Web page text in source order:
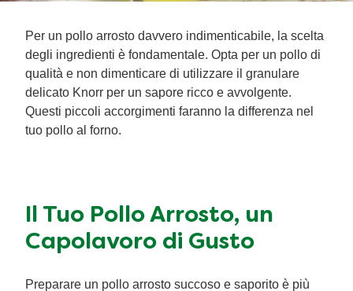
Per un pollo arrosto davvero indimenticabile, la scelta
degli ingredienti è fondamentale. Opta per un pollo di
qualità e non dimenticare di utilizzare il granulare
delicato Knorr per un sapore ricco e avvolgente.
Questi piccoli accorgimenti faranno la differenza nel
tuo pollo al forno.
Il Tuo Pollo Arrosto, un
Capolavoro di Gusto
Preparare un pollo arrosto succoso e saporito è più